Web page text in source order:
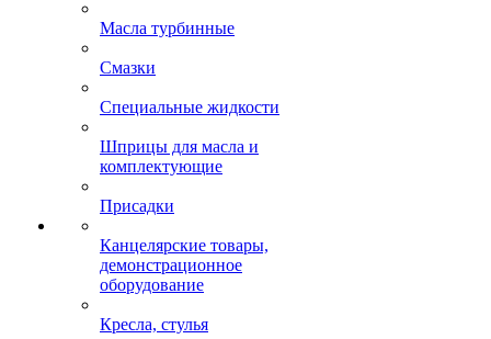
Масла турбинные
Смазки
Специальные жидкости
Шприцы для масла и
комплектующие
Присадки
Канцелярские товары,
демонстрационное
оборудование
Кресла, стулья